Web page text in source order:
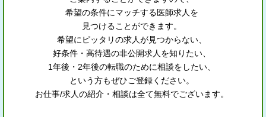
希望の条件にマッチする医師求人を
見つけることができます。
希望にピッタリの求人が見つからない、
好条件・高待遇の非公開求人を知りたい、
1年後・2年後の転職のために相談をしたい、
という方もぜひご登録ください。
お仕事/求人の紹介・相談は全て無料でございます。